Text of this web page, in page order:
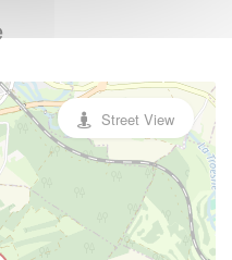
Street View